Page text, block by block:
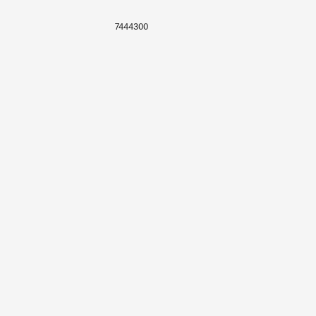
7444300